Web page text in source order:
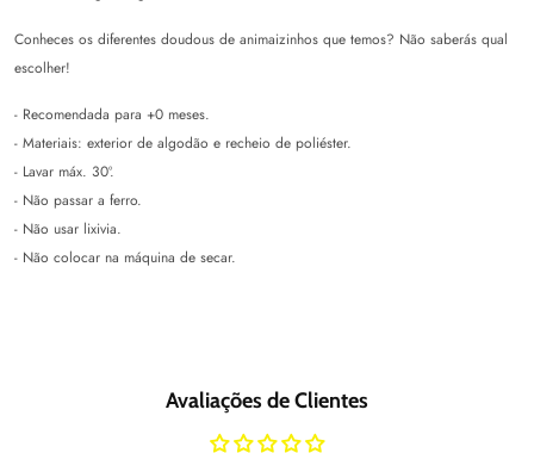
Conheces os diferentes doudous de animaizinhos que temos? Não saberás qual
escolher!
- Recomendada para +0 meses.
- Materiais: exterior de algodão e recheio de poliéster.
- Lavar máx. 30º.
- Não passar a ferro.
- Não usar lixivia.
- Não colocar na máquina de secar.
Avaliações de Clientes